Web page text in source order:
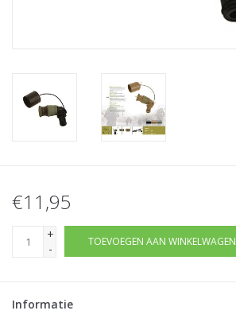
Merken
€11,95
+
-
TOEVOEGEN AAN WINKELWAGEN
Informatie